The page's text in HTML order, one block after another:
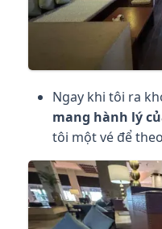
Ngay khi tôi ra
mang hành lý
tôi một vé để